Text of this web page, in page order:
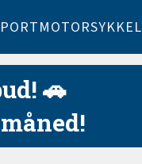
MOTORSYKKEL
🚗